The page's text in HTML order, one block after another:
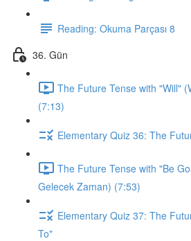
Reading: Okuma Parçası 8
36. Gün
The Future Tense with "Will"
(7:13)
Elementary Quiz 36: The
The Future Tense with "Be
Gelecek Zaman) (7:53)
Elementary Quiz 37: The
To"